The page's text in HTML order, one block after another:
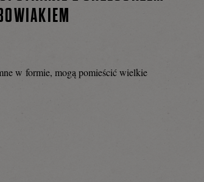
w formie, mogą pomieścić wielkie